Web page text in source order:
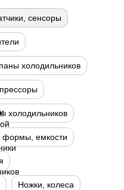
сенсоры
холодильников
холодильников
формы, емкости
Ножки, колеса